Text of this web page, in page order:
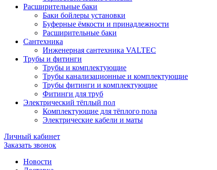
Расширительные баки
Баки бойлеры установки
Буферные ёмкости и принадлежности
Расширительные баки
Сантехника
Инженерная сантехника VALTEC
Трубы и фитинги
Трубы и комплектующие
Трубы канализационные и комплектующие
Трубы фитинги и комплектующие
Фитинги для труб
Электрический тёплый пол
Комплектующие для тёплого пола
Электрические кабели и маты
Личный кабинет
Заказать звонок
Новости